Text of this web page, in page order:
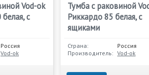
Vod-ok
с
Россия
Vod-ok
Тумба с раковиной
Риккардо 85 белая, с
ящиками
Страна:
Россия
Производитель: Vod-ok